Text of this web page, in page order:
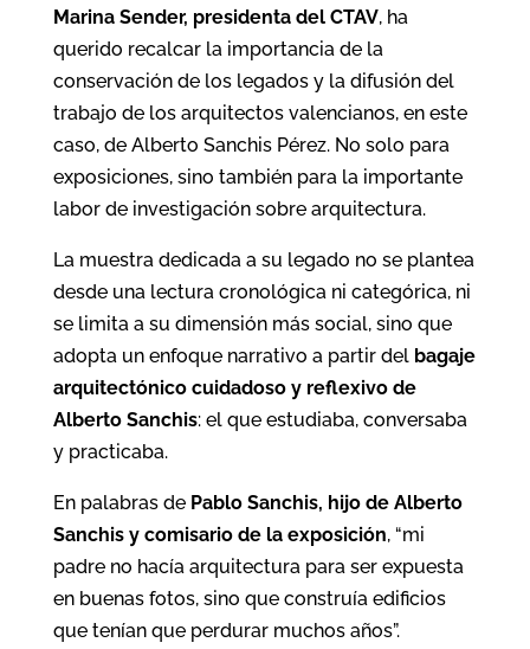
Marina Sender, presidenta del CTAV, ha
querido recalcar la importancia de la
conservación de los legados y la difusión del
trabajo de los arquitectos valencianos, en este
caso, de Alberto Sanchis Pérez. No solo para
exposiciones, sino también para la importante
labor de investigación sobre arquitectura.
La muestra dedicada a su legado no se plantea
desde una lectura cronológica ni categórica, ni
se limita a su dimensión más social, sino que
adopta un enfoque narrativo a partir del bagaje
arquitectónico cuidadoso y reflexivo de
Alberto Sanchis: el que estudiaba, conversaba
y practicaba.
En palabras de Pablo Sanchis, hijo de Alberto
Sanchis y comisario de la exposición, “mi
padre no hacía arquitectura para ser expuesta
en buenas fotos, sino que construía edificios
que tenían que perdurar muchos años”.